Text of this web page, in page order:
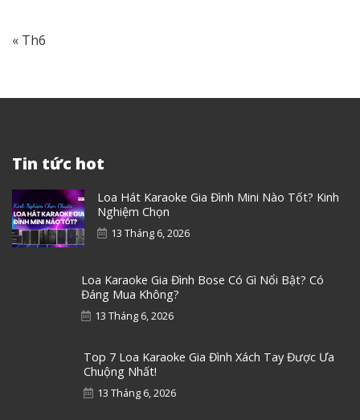
« Th6
Tin tức hot
Loa Hát Karaoke Gia Đình Mini Nào Tốt? Kinh
Nghiệm Chọn
13 Tháng 6, 2026
Loa Karaoke Gia Đình Bose Có Gì Nổi Bật? Có
Đáng Mua Không?
13 Tháng 6, 2026
Top 7 Loa Karaoke Gia Đình Xách Tay Được Ưa
Chuộng Nhất!
13 Tháng 6, 2026